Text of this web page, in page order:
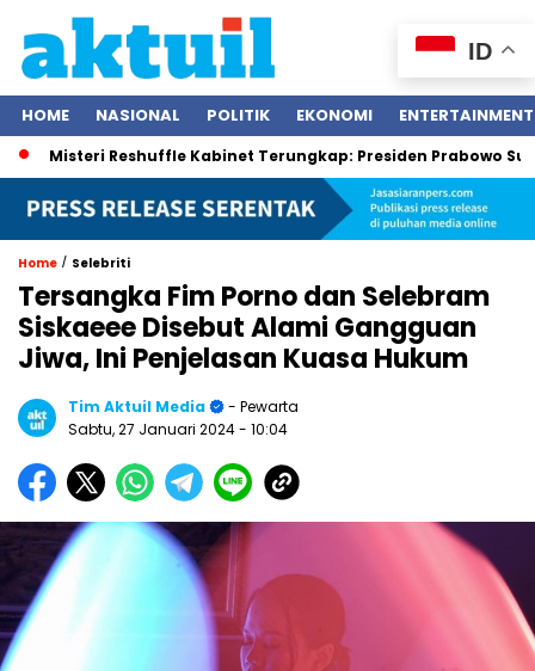
HOME NASIONAL POLITIK EKONOMI ENTERTAINMENT
Reshuffle Kabinet Terungkap: Presiden Prabowo Subianto
Home / Selebriti
Tersangka Fim Porno dan Selebram
Siskaeee Disebut Alami Gangguan
Jiwa, Ini Penjelasan Kuasa Hukum
Tim Aktuil Media
- Pewarta
Sabtu, 27 Januari 2024- 10:04
ID